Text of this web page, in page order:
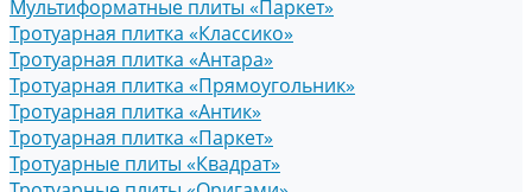
Мультиформатные плиты «Паркет»
Тротуарная плитка «Классико»
Тротуарная плитка «Антара»
Тротуарная плитка «Прямоугольник»
Тротуарная плитка «Антик»
Тротуарная плитка «Паркет»
Тротуарные плиты «Квадрат»